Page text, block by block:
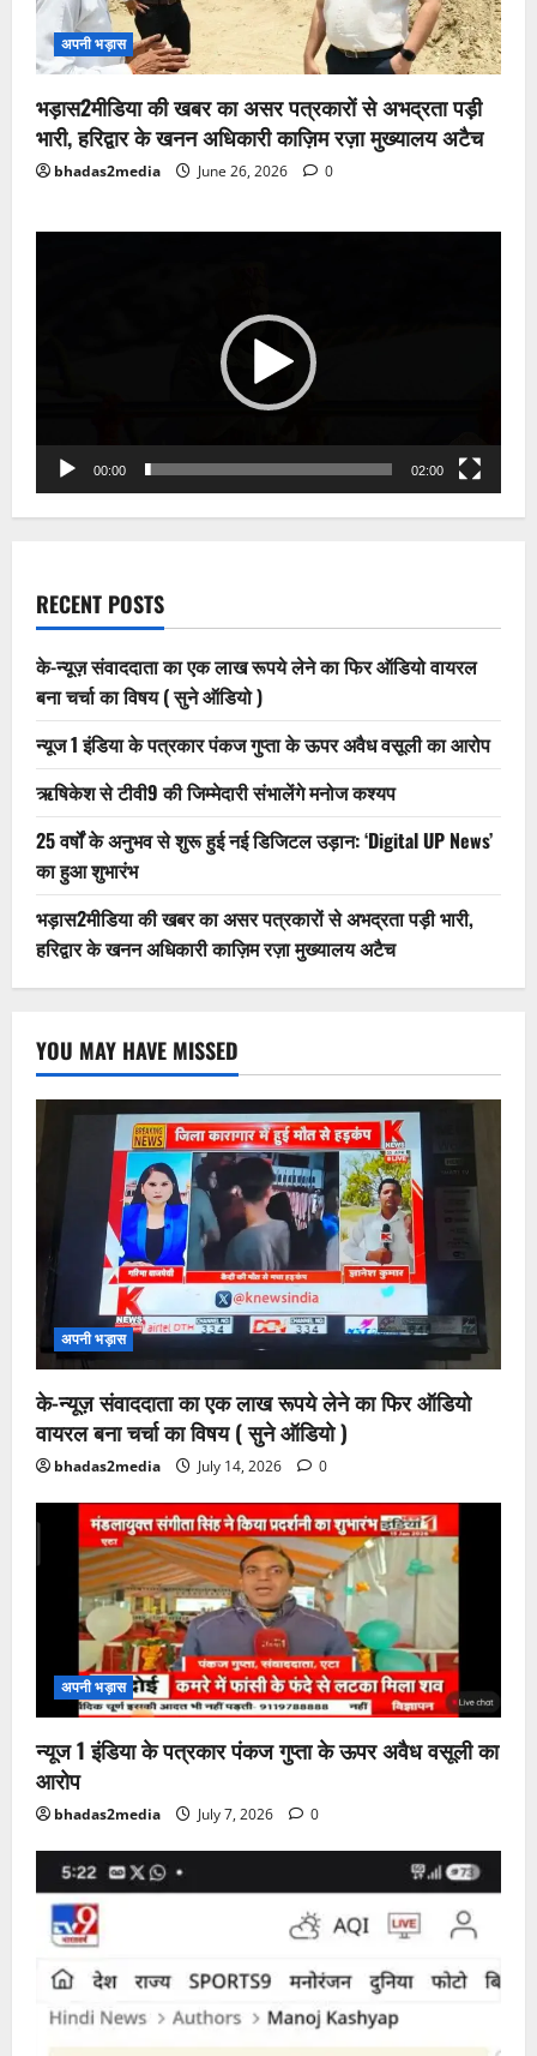
अपनी भड़ास
भड़ास2मीडिया की खबर का असर पत्रकारों से अभद्रता पड़ी
भारी, हरिद्वार के खनन अधिकारी काज़िम रज़ा मुख्यालय अटैच
bhadas2media June 26, 2026 0
00:00 02:00
RECENT POSTS
के-न्यूज़ संवाददाता का एक लाख रूपये लेने का फिर ऑडियो वायरल
बना चर्चा का विषय ( सुने ऑडियो )
न्यूज 1 इंडिया के पत्रकार पंकज गुप्ता के ऊपर अवैध वसूली का आरोप
ऋषिकेश से टीवी9 की जिम्मेदारी संभालेंगे मनोज कश्यप
25 वर्षों के अनुभव से शुरू हुई नई डिजिटल उड़ान: ‘Digital UP News’
का हुआ शुभारंभ
भड़ास2मीडिया की खबर का असर पत्रकारों से अभद्रता पड़ी भारी,
हरिद्वार के खनन अधिकारी काज़िम रज़ा मुख्यालय अटैच
YOU MAY HAVE MISSED
अपनी भड़ास
के-न्यूज़ संवाददाता का एक लाख रूपये लेने का फिर ऑडियो
वायरल बना चर्चा का विषय ( सुने ऑडियो )
bhadas2media July 14, 2026 0
अपनी भड़ास
न्यूज 1 इंडिया के पत्रकार पंकज गुप्ता के ऊपर अवैध वसूली का
आरोप
bhadas2media July 7, 2026 0